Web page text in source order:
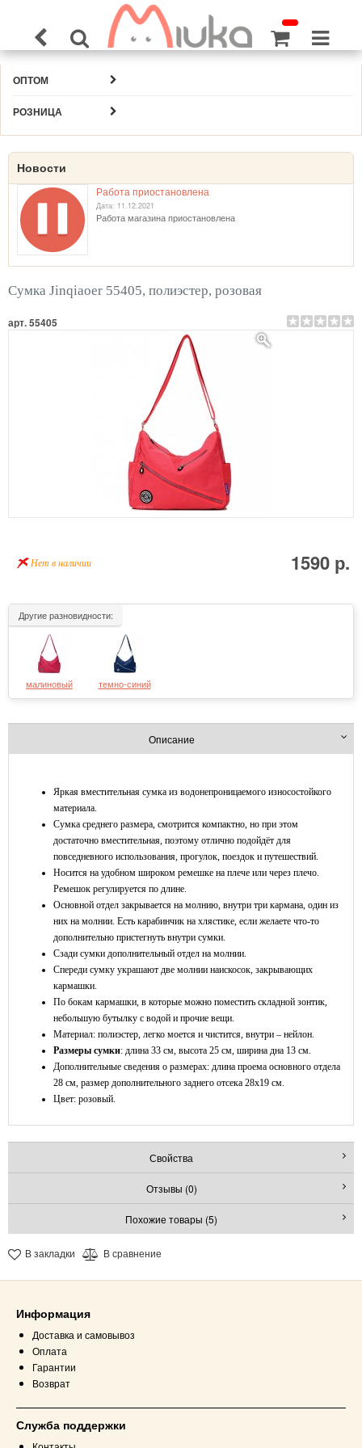
ОПТОМ
РОЗНИЦА
Новости
Работа приостановлена
Дата: 11.12.2021
Работа магазина приостановлена
Сумка Jinqiaoer 55405, полиэстер, розовая
арт. 55405
Нет в наличии 1590 р.
Другие разновидности:
малиновый темно-синий
Описание
Яркая вместительная сумка из водонепроницаемого износостойкого
материала.
Сумка среднего размера, смотрится компактно, но при этом
достаточно вместительная, поэтому отлично подойдёт для
повседневного использования, прогулок, поездок и путешествий.
Носится на удобном широком ремешке на плече или через плечо.
Ремешок регулируется по длине.
Основной отдел закрывается на молнию, внутри три кармана, один из
них на молнии. Есть карабинчик на хлястике, если желаете что-то
дополнительно пристегнуть внутри сумки.
Сзади сумки дополнительный отдел на молнии.
Спереди сумку украшают две молнии наискосок, закрывающих
кармашки.
По бокам кармашки, в которые можно поместить складной зонтик,
небольшую бутылку с водой и прочие вещи.
Материал: полиэстер, легко моется и чистится, внутри – нейлон.
Размеры сумки: длина 33 см, высота 25 см, ширина дна 13 см.
Дополнительные сведения о размерах: длина проема основного отдела
28 см, размер дополнительного заднего отсека 28x19 см.
Цвет: розовый.
Свойства
Отзывы (0)
Похожие товары (5)
В закладки В сравнение
Информация
Доставка и самовывоз
Оплата
Гарантии
Возврат
Служба поддержки